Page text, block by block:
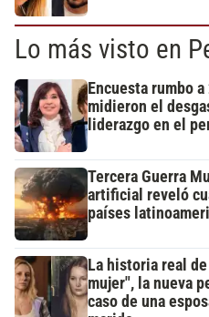
Lo más visto en
Encuesta rumbo
midieron el
liderazgo en el
Tercera Guerra
artificial reveló
países
La historia real
mujer", la nueva
caso de una